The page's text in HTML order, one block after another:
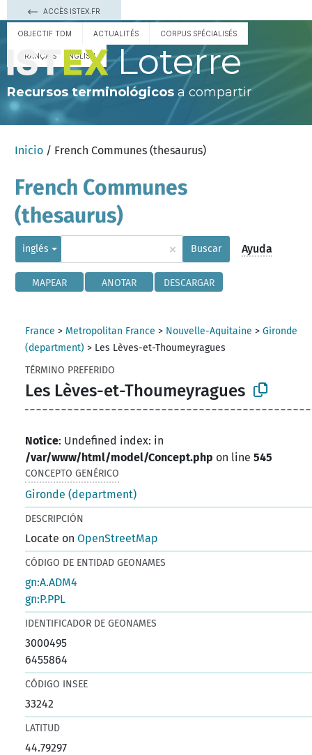
ACCÈS ISTEX.FR
OBJECTIF TDM ACTUALITÉS CORPUS SPÉCIALISÉS
FRANÇAIS ENGLISH Loterre
Recursos terminológicos a compartir
Inicio / French Communes (thesaurus)
French Communes
(thesaurus)
inglés × Buscar Ayuda
MAPEAR ANOTAR DESCARGAR
France > Metropolitan France > Nouvelle-Aquitaine >Gironde
(department) > Les Lèves-et-Thoumeyragues
TÉRMINO PREFERIDO
Les Lèves-et-Thoumeyragues
Notice: Undefined index: in
/var/www/html/model/Concept.php on line545
CONCEPTO GENÉRICO
Gironde (department)
DESCRIPCIÓN
Locate onOpenStreetMap
CÓDIGO DE ENTIDAD GEONAMES
gn:A.ADM4
gn:P.PPL
IDENTIFICADOR DE GEONAMES
3000495
6455864
CÓDIGO INSEE
33242
LATITUD
44.79297